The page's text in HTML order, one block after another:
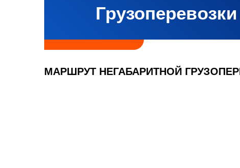
МАРШРУТ НЕГАБАРИТНОЙ